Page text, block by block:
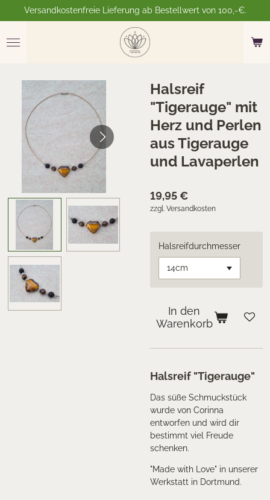
Hauptinhalt
springen
Versandkostenfreie Lieferung ab Bestellwert von 100,-€.
Halsreif
"Tigerauge" mit
Herz und Perlen
aus Tigerauge
und Lavaperlen
19,95 €
zzgl. Versandkosten
Halsreifdurchmesser
In den
Warenkorb
Halsreif "Tigerauge"
Das süße Schmuckstück
wurde von Corinna
entworfen und wird dir
bestimmt viel Freude
schenken.
"Made with Love" in unserer
Werkstatt in Dortmund.